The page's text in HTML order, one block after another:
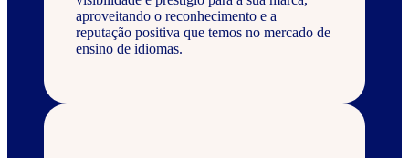
aproveitando o reconhecimento e a
reputação positiva que temos no mercado de
ensino de idiomas.